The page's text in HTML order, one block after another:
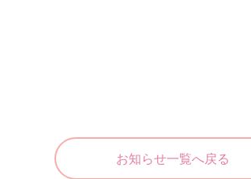
お知らせ一覧へ戻る